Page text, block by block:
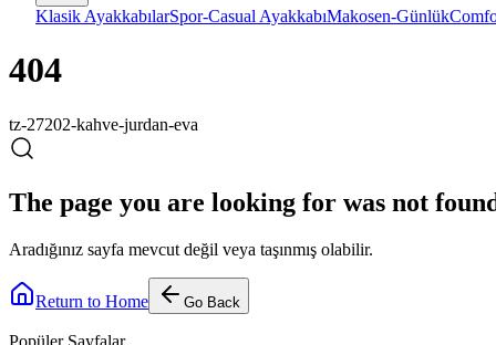
Klasik AyakkabılarSpor-Casual AyakkabıMakosen-Günlük
404
tz-27202-kahve-jurdan-eva
The page you are looking for was not
Aradığınız sayfa mevcut değil veya taşınmış olabilir.
Return to Home Go Back
Popüler Sayfalar